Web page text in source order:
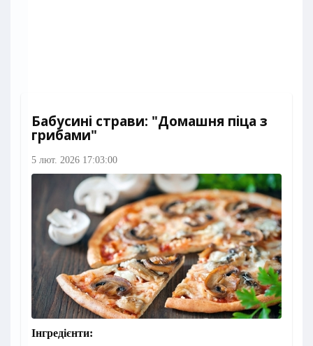
Бабусині страви: "Домашня піца з
грибами"
5 лют. 2026 17:03:00
Інгредієнти: